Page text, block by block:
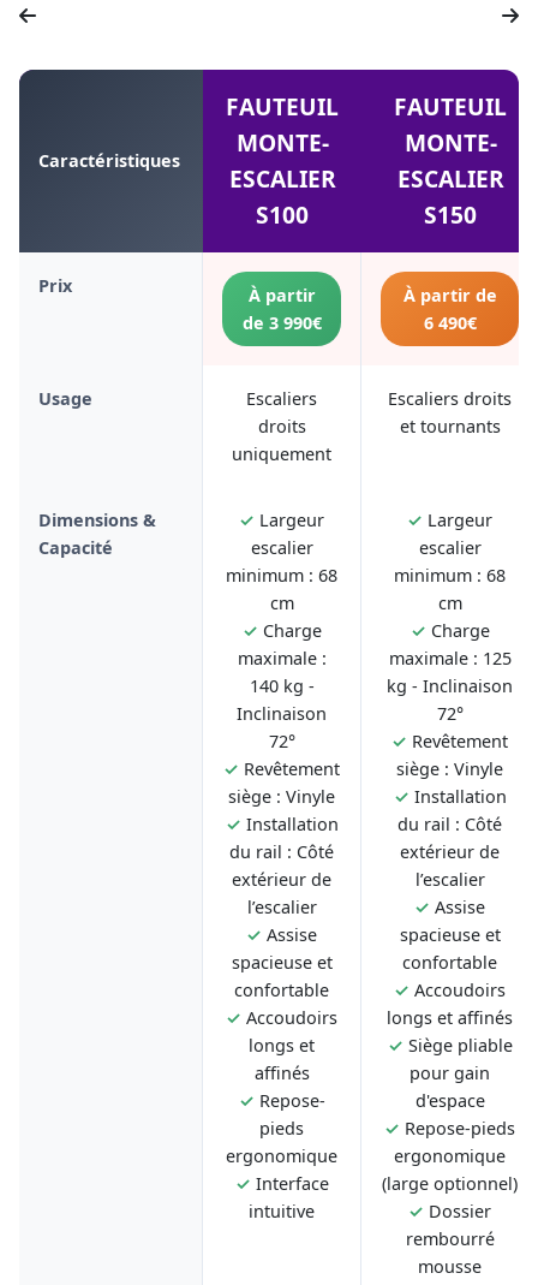
Caractéristiques
FAUTEUIL
MONTE-
ESCALIER
S100
FAUTEUIL
MONTE-
ESCALIER
S150
Prix
À partir
de 3 990€
À partir de
6 490€
Usage
Escaliers
droits
uniquement
Escaliers droits
et tournants
Dimensions &
Capacité
✓ Largeur
escalier
minimum : 68
cm
✓ Charge
maximale :
140 kg -
Inclinaison
72°
✓ Revêtement
siège : Vinyle
✓ Installation
du rail : Côté
extérieur de
l’escalier
✓ Assise
spacieuse et
confortable
✓ Accoudoirs
longs et
affinés
✓ Repose-
pieds
ergonomique
✓ Interface
intuitive
✓ Largeur
escalier
minimum : 68
cm
✓ Charge
maximale : 125
kg - Inclinaison
72°
✓ Revêtement
siège : Vinyle
✓ Installation
du rail : Côté
extérieur de
l’escalier
✓ Assise
spacieuse et
confortable
✓ Accoudoirs
longs et affinés
✓ Siège pliable
pour gain
d'espace
✓ Repose-pieds
ergonomique
(large optionnel)
✓ Dossier
rembourré
mousse